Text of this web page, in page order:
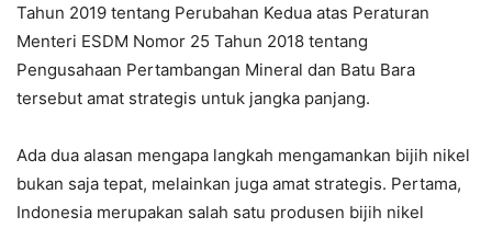
Tahun 2019 tentang Perubahan Kedua atas Peraturan
Menteri ESDM Nomor 25 Tahun 2018 tentang
Pengusahaan Pertambangan Mineral dan Batu Bara
tersebut amat strategis untuk jangka panjang.
Ada dua alasan mengapa langkah mengamankan bijih nikel
bukan saja tepat, melainkan juga amat strategis. Pertama,
Indonesia merupakan salah satu produsen bijih nikel